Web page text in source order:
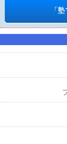
「